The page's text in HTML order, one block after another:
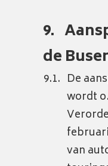
de
De
wordt
van